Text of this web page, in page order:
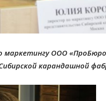
ООО
карандашной